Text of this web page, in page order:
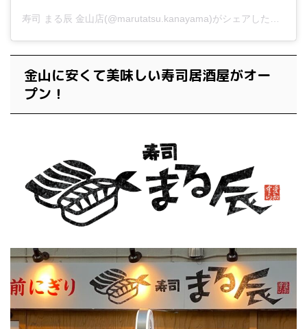
金山に安くて美味しい寿司居酒屋がオー
プン！